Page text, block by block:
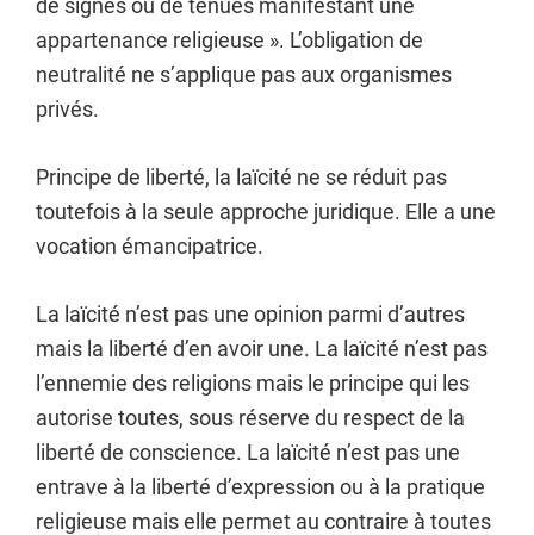
de signes ou de tenues manifestant une
appartenance religieuse ». L’obligation de
neutralité ne s’applique pas aux organismes
privés.
Principe de liberté, la laïcité ne se réduit pas
toutefois à la seule approche juridique. Elle a une
vocation émancipatrice.
La laïcité n’est pas une opinion parmi d’autres
mais la liberté d’en avoir une. La laïcité n’est pas
l’ennemie des religions mais le principe qui les
autorise toutes, sous réserve du respect de la
liberté de conscience. La laïcité n’est pas une
entrave à la liberté d’expression ou à la pratique
religieuse mais elle permet au contraire à toutes